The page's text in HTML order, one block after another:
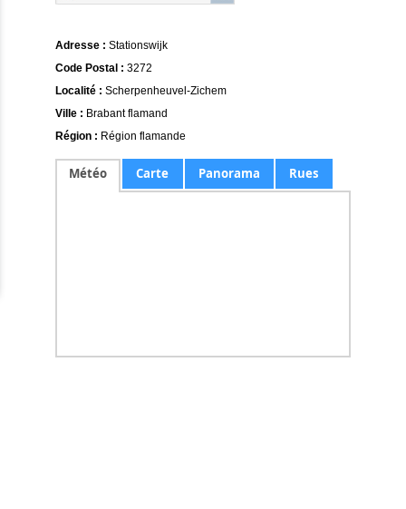
Adresse : Stationswijk
Code Postal : 3272
Localité : Scherpenheuvel-Zichem
Ville : Brabant flamand
Région : Région flamande
Météo Carte Panorama Rues